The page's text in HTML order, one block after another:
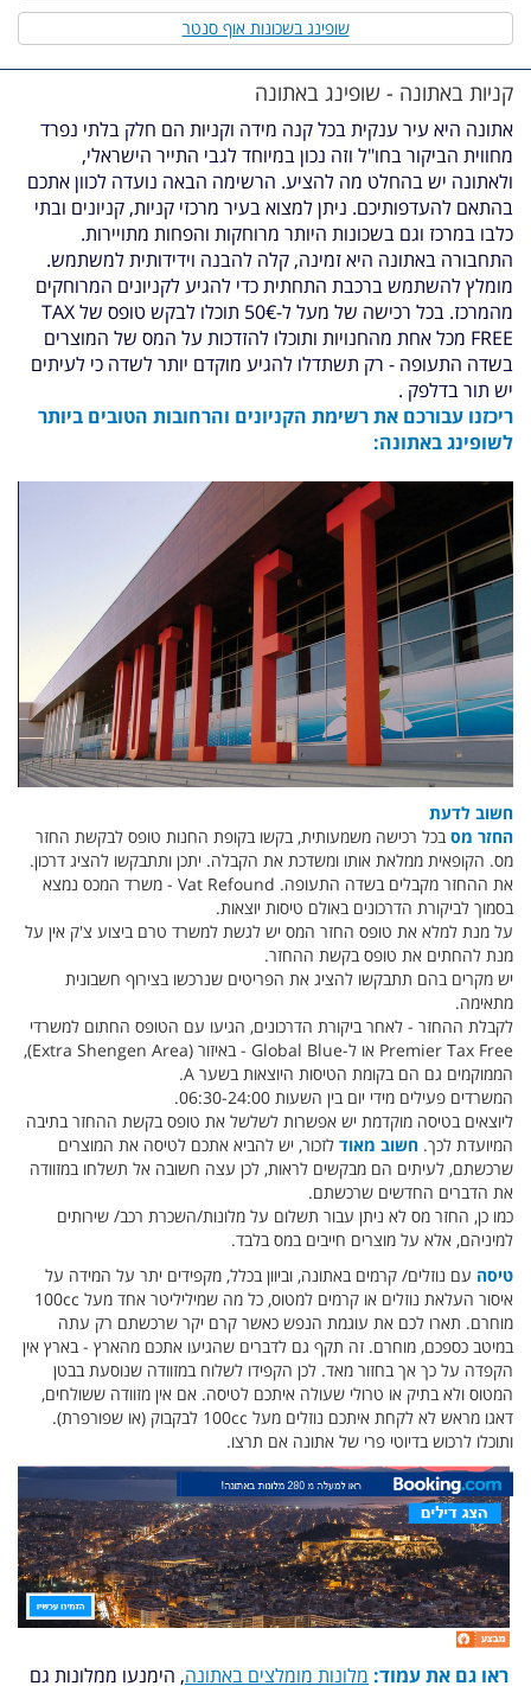
שופינג בשכונות אוף סנטר
קניות באתונה - שופינג באתונה
אתונה היא עיר ענקית בכל קנה מידה וקניות הם חלק בלתי נפרד
מחווית הביקור בחו"ל וזה נכון במיוחד לגבי התייר הישראלי,
ולאתונה יש בהחלט מה להציע. הרשימה הבאה נועדה לכוון אתכם
בהתאם להעדפותיכם. ניתן למצוא בעיר מרכזי קניות, קניונים ובתי
כלבו במרכז וגם בשכונות היותר מרוחקות והפחות מתויירות.
התחבורה באתונה היא זמינה, קלה להבנה וידידותית למשתמש.
מומלץ להשתמש ברכבת התחתית כדי להגיע לקניונים המרוחקים
מהמרכז. בכל רכישה של מעל ל-50€ תוכלו לבקש טופס של TAX
FREE מכל אחת מהחנויות ותוכלו להזדכות על המס של המוצרים
בשדה התעופה - רק תשתדלו להגיע מוקדם יותר לשדה כי לעיתים
יש תור בדלפק .
ריכזנו עבורכם את רשימת הקניונים והרחובות הטובים ביותר
לשופינג באתונה:
חשוב לדעת
החזר מסבכל רכישה משמעותית, בקשו בקופת החנות טופס לבקשת החזר
מס. הקופאית ממלאת אותו ומשדכת את הקבלה. יתכן ותתבקשו להציג דרכון.
את ההחזר מקבלים בשדה התעופה. Vat Refound - משרד המכס נמצא
בסמוך לביקורת הדרכונים באולם טיסות יוצאות.
על מנת למלא את טופס החזר המס יש לגשת למשרד טרם ביצוע צ'ק אין על
מנת להחתים את טופס בקשת ההחזר.
יש מקרים בהם תתבקשו להציג את הפריטים שנרכשו בצירוף חשבונית
מתאימה.
לקבלת ההחזר - לאחר ביקורת הדרכונים, הגיעו עם הטופס החתום למשרדי
Premier Tax Free או ל-Global Blue - באיזור (Extra Shengen Area),
הממוקמים גם הם בקומת הטיסות היוצאות בשער A.
המשרדים פעילים מידי יום בין השעות 06:30-24:00.
ליוצאים בטיסה מוקדמת יש אפשרות לשלשל את טופס בקשת ההחזר בתיבה
המיועדת לכך. חשוב מאוד לזכור, יש להביא אתכם לטיסה את המוצרים
שרכשתם, לעיתים הם מבקשים לראות, לכן עצה חשובה אל תשלחו במזוודה
את הדברים החדשים שרכשתם.
כמו כן, החזר מס לא ניתן עבור תשלום על מלונות/השכרת רכב/ שירותים
למיניהם, אלא על מוצרים חייבים במס בלבד.
טיסה עם נוזלים/ קרמים באתונה, וביוון בכלל, מקפידים יתר על המידה על
איסור העלאת נוזלים או קרמים למטוס, כל מה שמיליליטר אחד מעל 100cc
מוחרם. תארו לכם את עוגמת הנפש כאשר קרם יקר שרכשתם רק עתה
במיטב כספכם, מוחרם. זה תקף גם לדברים שהגיעו אתכם מהארץ - בארץ אין
הקפדה על כך אך בחזור מאד. לכן הקפידו לשלוח במזוודה שנוסעת בבטן
המטוס ולא בתיק או טרולי שעולה איתכם לטיסה. אם אין מזוודה ששולחים,
דאגו מראש לא לקחת איתכם נוזלים מעל 100cc לבקבוק (או שפורפרת).
ותוכלו לרכוש בדיוטי פרי של אתונה אם תרצו.
ראו גם את עמוד: מלונות מומלצים באתונה, הימנעו ממלונות גם